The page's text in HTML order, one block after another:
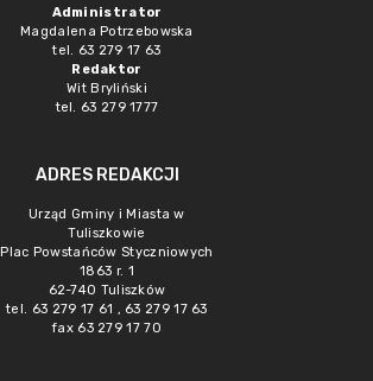
Administrator
Magdalena Potrzebowska
tel. 63 279 17 63
Redaktor
Wit Bryliński
tel. 63 279 1777
ADRES REDAKCJI
Urząd Gminy i Miasta w
Tuliszkowie
Plac Powstańców Styczniowych
1863 r. 1
62-740 Tuliszków
tel. 63 279 17 61 , 63 279 17 63
fax 63 279 17 70